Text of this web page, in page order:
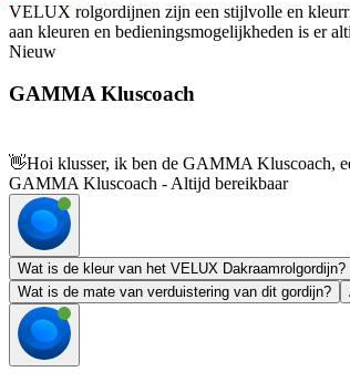
VELUX rolgordijnen zijn een stijlvolle en
aan kleuren en bedieningsmogelijkheden is er
Nieuw
GAMMA Kluscoach
👋Hoi klusser, ik ben de GAMMA Kluscoach,
GAMMA Kluscoach - Altijd bereikbaar
Wat is de kleur van het VELUX Dakraamrolgordijn?
Wat is de mate van verduistering van dit gordijn?